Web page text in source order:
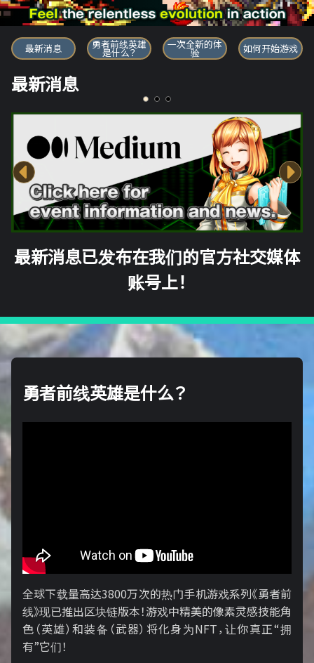
勇者前线英雄
最新消息 勇者前线英雄
是什么？
一次全新的体
验 如何开始游戏
最新消息
最新消息已发布在我们的官方社交媒体
账号上！
勇者前线英雄是什么？
全球下载量高达3800万次的热门手机游戏系列《勇者前
线》现已推出区块链版本！游戏中精美的像素灵感技能角
色（英雄）和装备（武器）将化身为NFT，让你真正“拥
有”它们！